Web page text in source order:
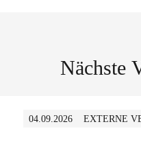
Nächste
04.09.2026 EXTERNE